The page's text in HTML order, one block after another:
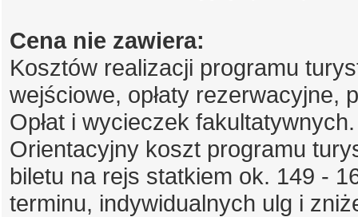
Cena nie zawiera:
Kosztów realizacji programu
wejściowe, opłaty rezerwacyjne,
Opłat i wycieczek fakultatywnych.
Orientacyjny koszt programu
biletu na rejs statkiem ok. 149 -
terminu, indywidualnych ulg i